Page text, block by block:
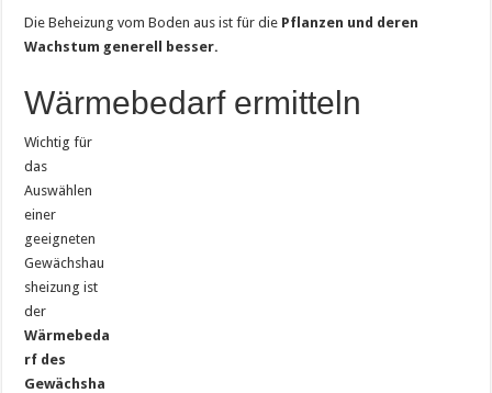
Die Beheizung vom Boden aus ist für die Pflanzen und deren
Wachstum generell besser.
Wärmebedarf ermitteln
Wichtig für
das
Auswählen
einer
geeigneten
Gewächshau
sheizung ist
der
Wärmebeda
rf des
Gewächsha